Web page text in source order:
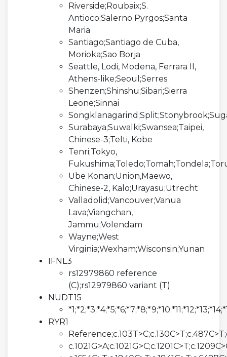
Riverside;Roubaix;S.
Antioco;Salerno Pyrgos;Santa
Maria
Santiago;Santiago de Cuba,
Morioka;Sao Borja
Seattle, Lodi, Modena, Ferrara II,
Athens-like;Seoul;Serres
Shenzen;Shinshu;Sibari;Sierra
Leone;Sinnai
Surabaya;Suwalki;Swansea;Taipei,
Chinese-3;Telti, Kobe
Tenri;Tokyo,
Ube Konan;Union,Maewo,
Chinese-2, Kalo;Urayasu;Utrecht
Valladolid;Vancouver;Vanua
Lava;Viangchan,
Jammu;Volendam
Wayne;West
Virginia;Wexham;Wisconsin;Yunan
IFNL3
rs12979860 reference
(C);rs12979860 variant (T)
NUDT15
RYR1